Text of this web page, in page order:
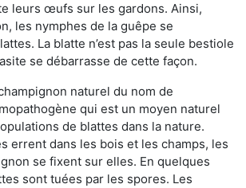
leurs œufs sur les gardons. Ainsi,
les nymphes de la guêpe se
La blatte n’est pas la seule bestiole
se débarrasse de cette façon.
naturel du nom de
qui est un moyen naturel
de blattes dans la nature.
errent dans les bois et les champs, les
se fixent sur elles. En quelques
sont tuées par les spores. Les